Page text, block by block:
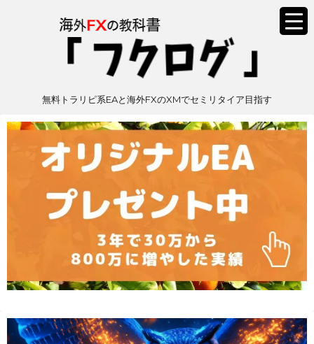
無料トラリピ系EAと海外FXのXMでセミリタイア目指す